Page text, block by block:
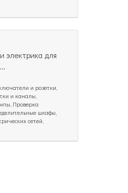
электрика для
и розетки,
и каналы,
Проверка
шкафы,
сетей,